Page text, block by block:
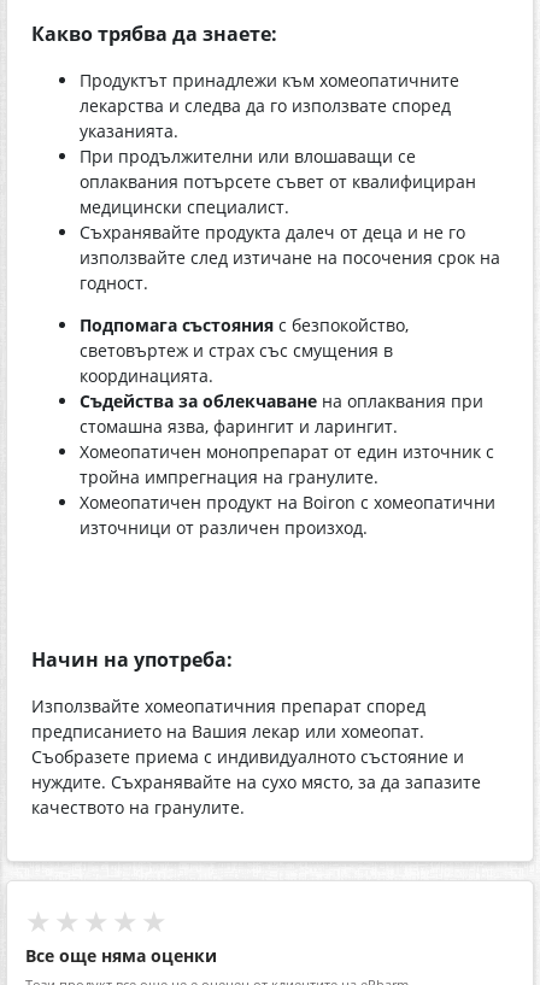
Какво трябва да знаете:
Продуктът принадлежи към хомеопатичните
лекарства и следва да го използвате според
указанията.
При продължителни или влошаващи се
оплаквания потърсете съвет от квалифициран
медицински специалист.
Съхранявайте продукта далеч от деца и не го
използвайте след изтичане на посочения срок на
годност.
Подпомага състояния с безпокойство,
световъртеж и страх със смущения в
координацията.
Съдейства за облекчаване на оплаквания при
стомашна язва, фарингит и ларингит.
Хомеопатичен монопрепарат от един източник с
тройна импрегнация на гранулите.
Хомеопатичен продукт на Boiron с хомеопатични
източници от различен произход.
Начин на употреба:
Използвайте хомеопатичния препарат според
предписанието на Вашия лекар или хомеопат.
Съобразете приема с индивидуалното състояние и
нуждите. Съхранявайте на сухо място, за да запазите
качеството на гранулите.
★★★★★
Все още няма оценки